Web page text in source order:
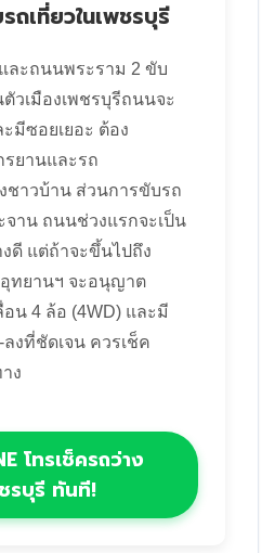
ถเที่ยวในเพชรบุรี
ละถนนพระราม 2 ขับ
วเมืองเพชรบุรีถนนจะ
มีซอยเยอะ ต้อง
รยานและรถ
ชาวบ้าน ส่วนการขับรถ
จาน ถนนช่วงแรกจะเป็น
ดี แต่ถ้าจะขึ้นไปถึง
อุทยานฯ จะอนุญาต
น 4 ล้อ (4WD) และมี
งที่ชัดเจน ควรเช็ค
ง
โทรเช็ครถว่าง
รบุรี ทันที!